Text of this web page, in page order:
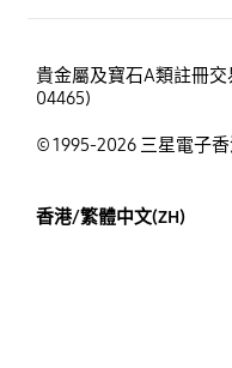
貴金屬及寶石A類註冊
04465)
© 1995-2026 三星電子
香港/繁體中文(ZH)